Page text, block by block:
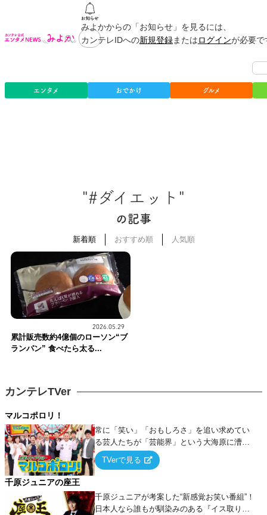
みよかからの「お知らせ」を見るには、
カンテレIDへの新規登録またはログインが必要
エンタメ おでかけ グルメ
"#ダイエット"
の記事
新着順 おすすめ順 人気順
2026.05.29
累計販売数約4億個のローソン“ブ
ランパン” 食べたら太る...
カンテレTVer
マルコポロリ！
常に「笑い」「おもしろさ」を追い求めてい
る芸人たちが「芸能界」という大海原に漕ぎ
出でて、新たなオモシロ人間を発掘する！
TVerで見る
千原ジュニアの座王
千原ジュニアが考案した“新感覚お笑い番組”！
日本人なら誰もが馴染みのある『イス取りゲ